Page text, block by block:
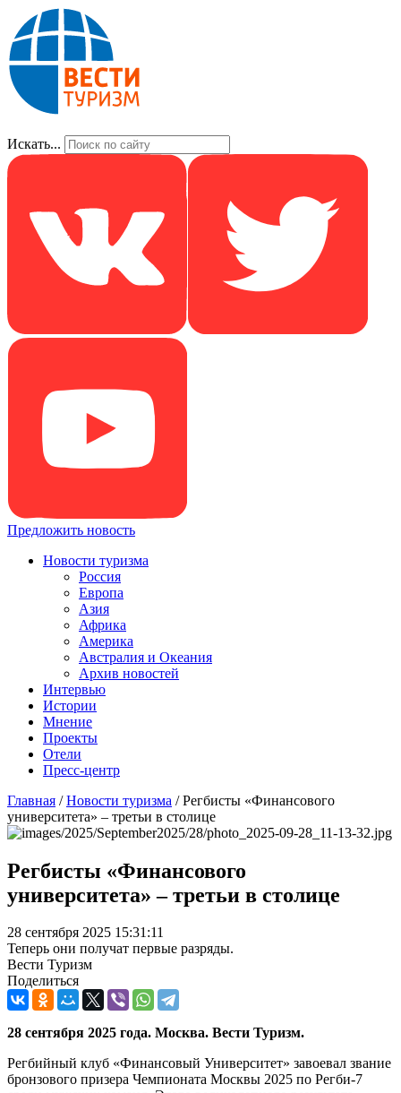
Искать...
Предложить новость
Новости туризма
Россия
Европа
Азия
Африка
Америка
Австралия и Океания
Архив новостей
Интервью
Истории
Мнение
Проекты
Отели
Пресс-центр
Главная /Новости туризма /Регбисты «Финансового
университета» – третьи в столице
Регбисты «Финансового
университета» – третьи в столице
28 сентября 2025 15:31:11
Теперь они получат первые разряды.
Вести Туризм
Поделиться
28 сентября 2025 года. Москва. Вести Туризм.
Регбийный клуб «Финансовый Университет» завоевал звание
бронзового призера Чемпионата Москвы 2025 по Регби-7